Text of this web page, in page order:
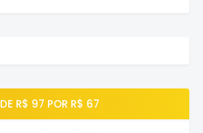
DE R$ 97 POR R$ 67